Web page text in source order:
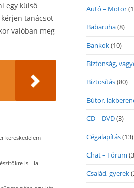
egy külső
tanácsot
valóban meg
kereskedelem
is. Ha
Autó – Motor
Babaruha(8)
Bankok(10)
Biztonság,
Biztosítás(80)
Bútor,
CD – DVD(3)
Cégalapítás(13)
Chat – Fórum
Család, gyerek